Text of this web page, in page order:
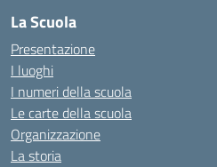
La Scuola
Presentazione
I luoghi
I numeri della scuola
Le carte della scuola
Organizzazione
La storia